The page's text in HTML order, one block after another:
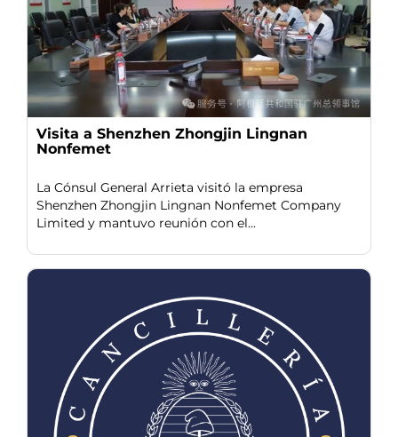
Visita a Shenzhen Zhongjin Lingnan
Nonfemet
La Cónsul General Arrieta visitó la empresa
Shenzhen Zhongjin Lingnan Nonfemet Company
Limited y mantuvo reunión con el...